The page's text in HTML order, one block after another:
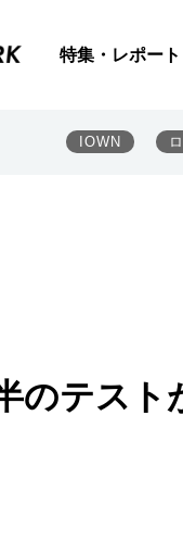
特集・レポート
IOWN
のテス